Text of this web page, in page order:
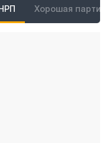
Хорошая партия